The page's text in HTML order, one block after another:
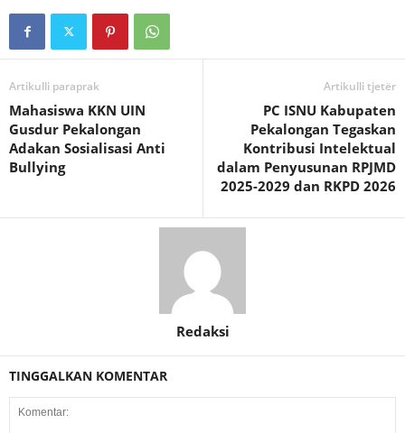
Artikulli paraprak
Mahasiswa KKN UIN
Gusdur Pekalongan
Adakan Sosialisasi Anti
Bullying
Artikulli tjetër
PC ISNU Kabupaten
Pekalongan Tegaskan
Kontribusi Intelektual
dalam Penyusunan RPJMD
2025-2029 dan RKPD 2026
Redaksi
TINGGALKAN KOMENTAR